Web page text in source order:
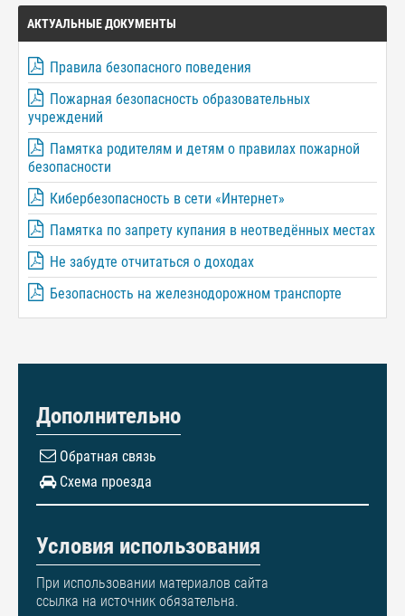
АКТУАЛЬНЫЕ ДОКУМЕНТЫ
Правила безопасного поведения
Пожарная безопасность образовательных
учреждений
Памятка родителям и детям о правилах пожарной
безопасности
Кибербезопасность в сети «Интернет»
Памятка по запрету купания в неотведённых местах
Не забудте отчитаться о доходах
Безопасность на железнодорожном транспорте
Дополнительно
Обратная связь
Схема проезда
Условия использования
При использовании материалов сайта
ссылка на источник обязательна.